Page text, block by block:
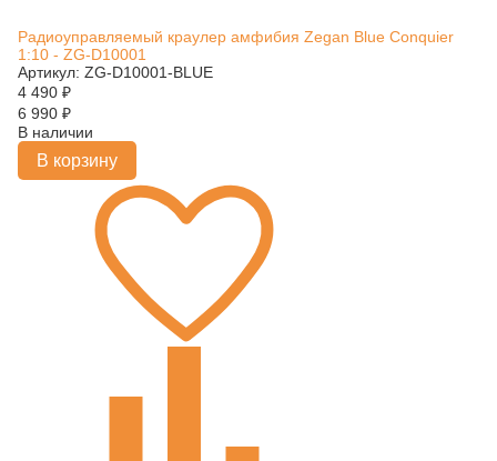
Радиоуправляемый краулер амфибия Zegan Blue Conquier
1:10 - ZG-D10001
Артикул: ZG-D10001-BLUE
4 490 ₽
6 990 ₽
В наличии
В корзину